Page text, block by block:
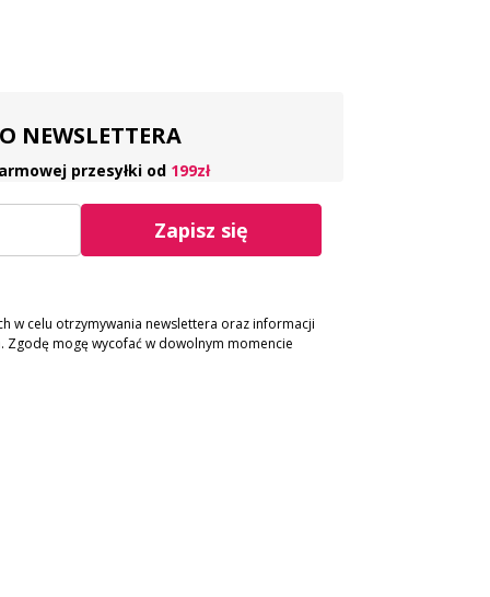
NEWSLETTERA
przesyłki od 199zł
Zapisz się
w celu otrzymywania newslettera oraz informacji
mogę wycofać w dowolnym momencie